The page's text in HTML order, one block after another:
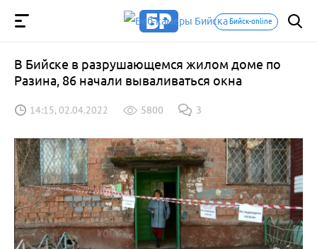
Бийск-online
В Бийске в разрушающемся жилом доме по
Разина, 86 начали вываливаться окна
14:15, 02.04.2022 5800 3